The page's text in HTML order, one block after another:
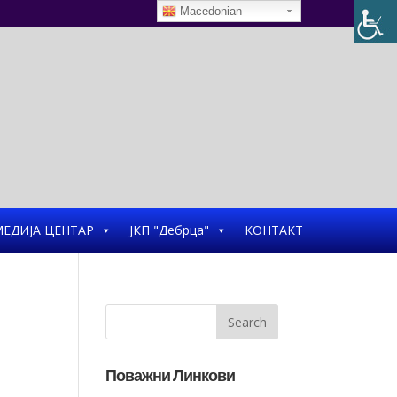
ЦЕНТАР ЈКП "Дебрца" КОНТАКТ
Поважни Линкови
Macedonian